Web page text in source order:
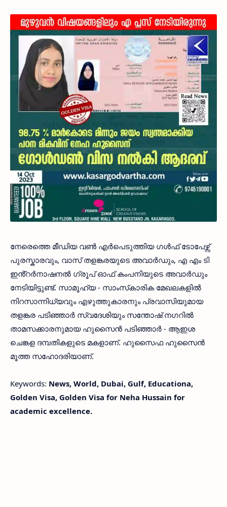
നേരെത്തെ മീഡിയ വൺ എർപെടുത്തിയ ഗൾഫ് ടോപേഴ്സ്
പുരസ്കാരവും, വാസ് തളങ്കരയുടെ അവാർഡും, എ എം ടി
ഇൻ്റർനാഷനൽ ഗ്രൂപ് ഓഫ് കംപനിയുടെ അവാർഡും
നേടിയിട്ടുണ്ട്. സാമൂഹ്യ - സാംസ്‌കാരിക മേഖലകളിൽ
നിറസാന്നിധ്യവും എഴുത്തുകാരനും പ്രവാസിയുമായ
തളങ്കര പടിഞ്ഞാർ സ്വദേശിയും സന്തോഷ് നഗറിൽ
താമസക്കാരനുമായ ഹുസൈൻ പടിഞ്ഞാർ - ആഇശ
ചെങ്കള ദമ്പതികളുടെ മകളാണ്. ഹുസൈഫ ഹുസൈന്‍
മൂത്ത സഹോദരിയാണ്.
Keywords: News, World, Dubai, Gulf, Educationa,
Golden Visa, Golden Visa for Neha Hussain for
academic excellence.